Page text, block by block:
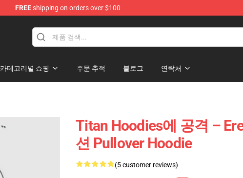
FREEshipping on orders over $100
카테고리별 쇼핑 주문 추적 블로그 연락처
Titan Hoodies에 공격 –
션 Pullover Hoodie
(5 customer reviews)